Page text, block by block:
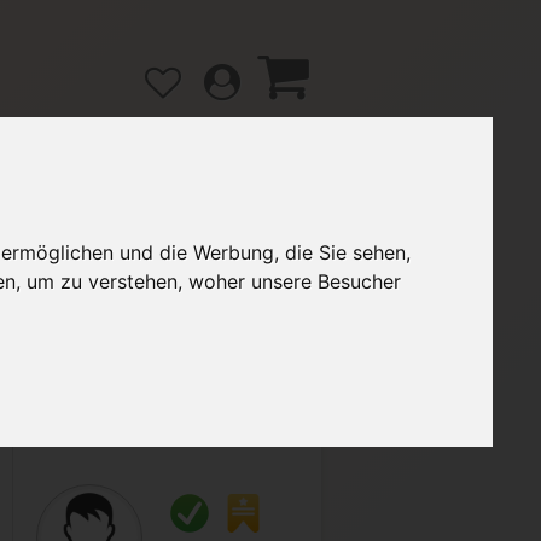
und die Werbung, die Sie sehen,
um zu verstehen, woher unsere Besucher
Hilfe / FAQ